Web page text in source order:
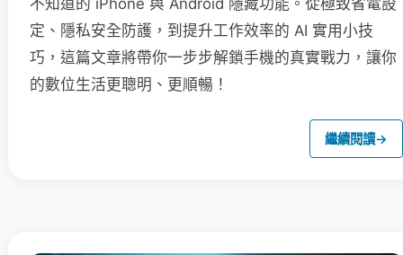
不知道的 iPhone 與 Android 隱藏功能。從極致省電設
定、隱私安全防護，到提升工作效率的 AI 實用小技
巧，這篇文章將帶你一步步解鎖手機的真實戰力，讓你
的數位生活更聰明、更順暢！
繼續閱讀→